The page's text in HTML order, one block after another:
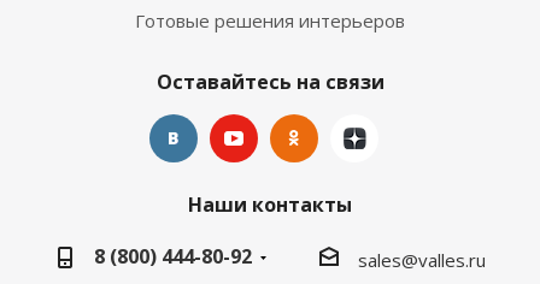
Готовые решения интерьеров
Оставайтесь на связи
Наши контакты
8 (800) 444-80-92
sales@valles.ru